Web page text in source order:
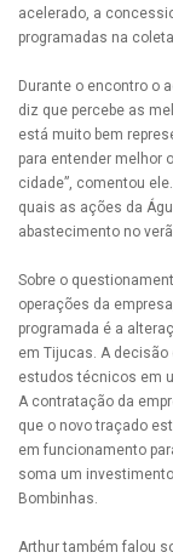
acelerado, a
programadas na
Durante o encontro o
diz que percebe as
está muito bem
para entender melhor
cidade”, comentou
quais as ações da
abastecimento no
Sobre o
operações da
programada é a
em Tijucas. A
estudos técnicos em
A contratação da
que o novo traçado
em funcionamento
soma um
Bombinhas.
Arthur também falou